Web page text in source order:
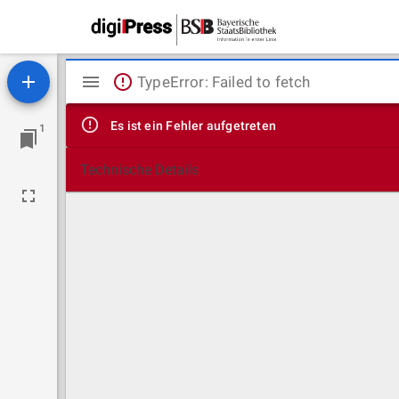
1
Mirador
Viewer
TypeError: Failed to fetch
Es ist ein Fehler aufgetreten
Technische Details